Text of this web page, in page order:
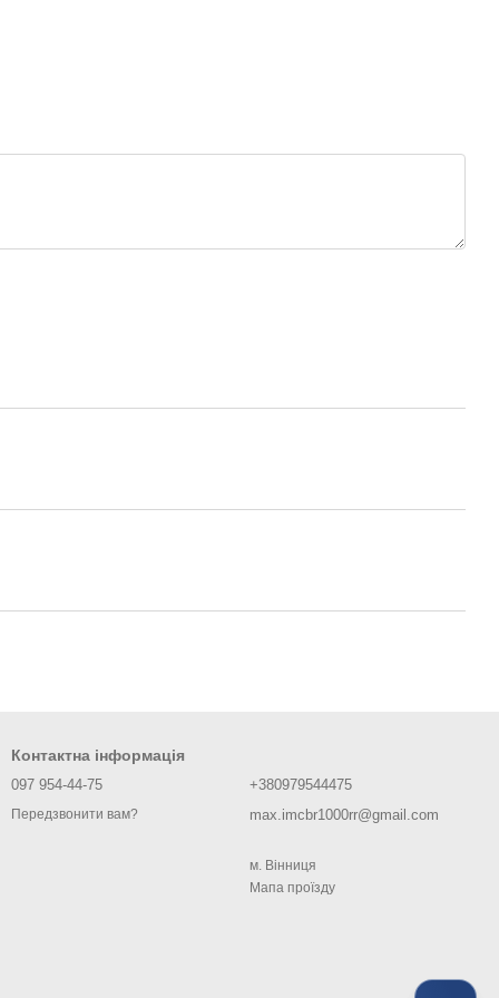
Контактна інформація
097 954-44-75
Передзвонити вам?
+380979544475
max.imcbr1000rr@gmail.com
м. Вiнниця
Мапа проїзду